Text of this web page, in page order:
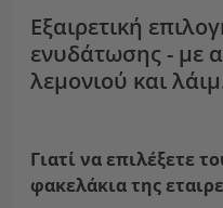
Εξαιρετική
ενυδάτωσης - με
λεμονιού και
Γιατί να επιλέξετε
φακελάκια της